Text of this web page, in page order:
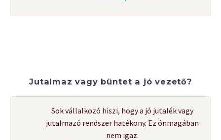
Jutalmaz vagy büntet a jó vezető?
Sok vállalkozó hiszi, hogy a jó jutalék vagy
jutalmazó rendszer hatékony. Ez önmagában
nem igaz.